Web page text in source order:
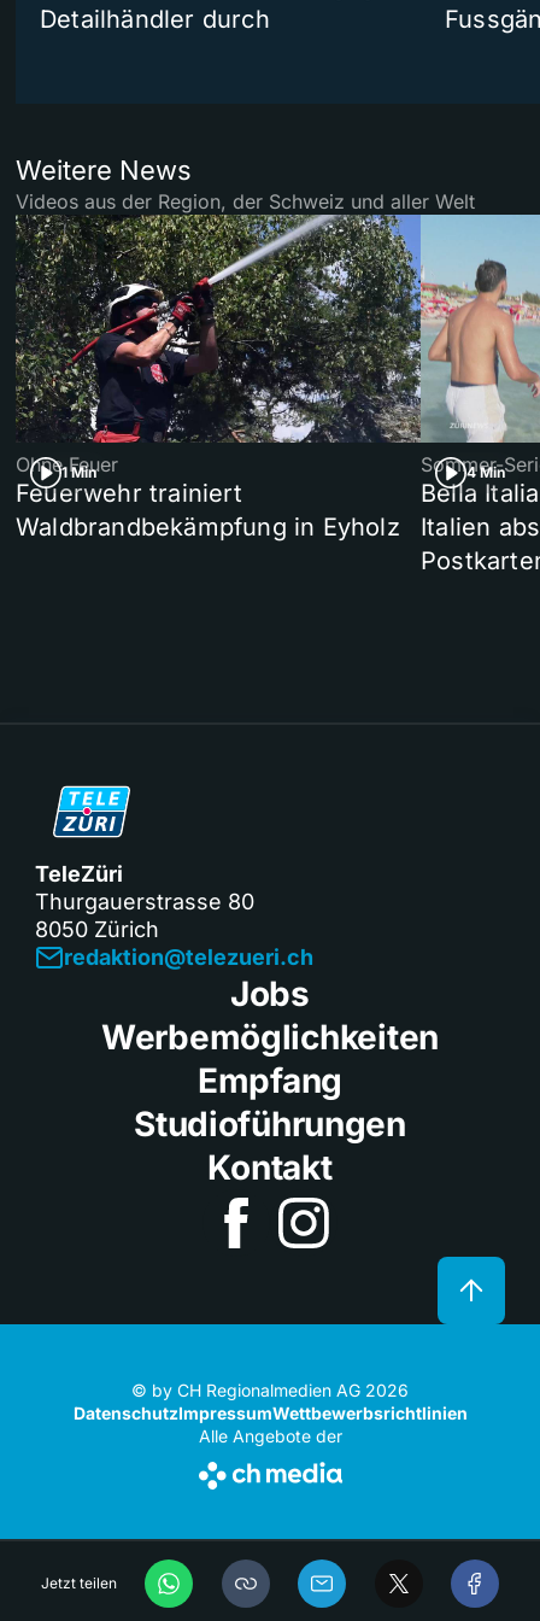
Jetzt teilen
Detailhändler durch
Weitere News
Videos aus der Region, der Schweiz und aller Welt
1 Min
Ohne Feuer
Feuerwehr trainiert
Waldbrandbekämpfung in Eyholz
4 Min
Sommer-
Bella
Italien
TeleZüri
Thurgauerstrasse 80
8050 Zürich
redaktion@telezueri.ch
Jobs
Werbemöglichkeiten
Empfang
Studioführungen
Kontakt
© by CH Regionalmedien AG 2026
DatenschutzImpressumWettbewerbsrichtlinien
Alle Angebote der